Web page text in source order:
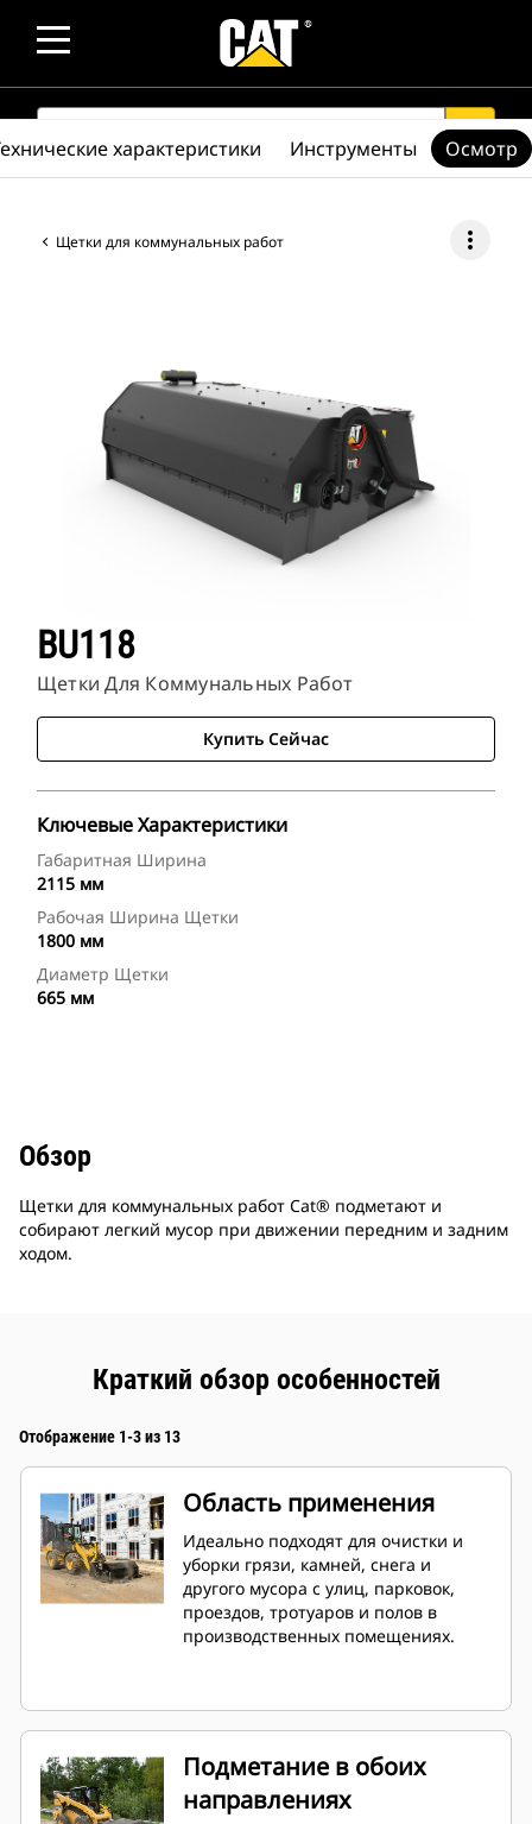
SEARCH search
Щетки для коммунальных работ more_vert
BU118
Щетки Для Коммунальных Работ
Купить Сейчас
Ключевые Характеристики
Габаритная Ширина
2115 мм
Рабочая Ширина Щетки
1800 мм
Диаметр Щетки
665 мм
характеристики Инструменты Осмотр
Обзор
Щетки для коммунальных работ Cat® подметают и
собирают легкий мусор при движении передним и задним
ходом.
Краткий обзор особенностей
Отображение 1-3 из 13
Область применения
Идеально подходят для очистки и
уборки грязи, камней, снега и
другого мусора с улиц, парковок,
проездов, тротуаров и полов в
производственных помещениях.
Подметание в обоих
направлениях